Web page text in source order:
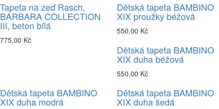
Tapeta na zeď Rasch,
BARBARA COLLECTION
III, beton bílá
775,00 Kč
Dětská tapeta BAMBINO
XIX proužky béžová
550,00 Kč
Dětská tapeta BAMBINO
XIX duha béžová
550,00 Kč
Dětská tapeta BAMBINO
XIX duha modrá
Dětská tapeta BAMBINO
XIX duha šedá